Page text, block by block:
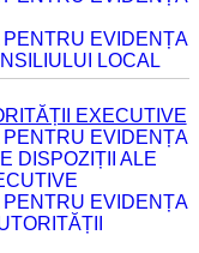
EVIDENȚA
LOCAL
EXECUTIVE
EVIDENȚA
DISPOZIȚII ALE
EVIDENȚA